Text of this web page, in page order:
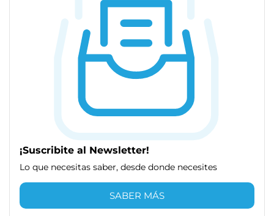
¡Suscribite al Newsletter!
Lo que necesitas saber, desde donde necesites
SABER MÁS